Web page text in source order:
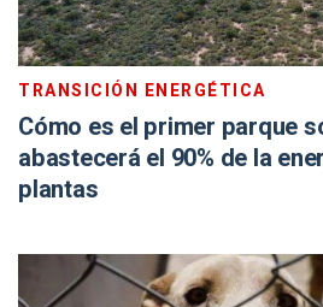
TRANSICIÓN ENERGÉTICA
Cómo es el primer parque
abastecerá el 90% de la
plantas